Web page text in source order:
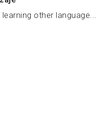
other language...